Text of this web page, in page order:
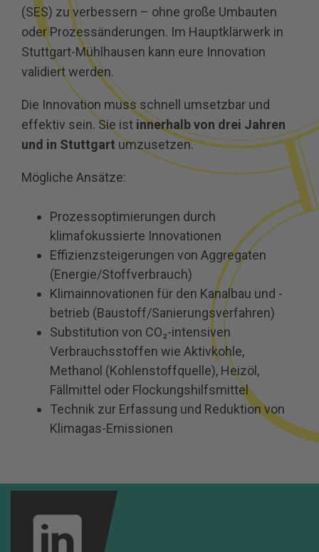
(SES) zu verbessern – ohne große Umbauten
oder Prozessänderungen. Im Hauptklärwerk in
Stuttgart-Mühlhausen kann eure Innovation
validiert werden.
Die Innovation muss schnell umsetzbar und
effektiv sein. Sie ist innerhalb von drei Jahren
und in Stuttgart umzusetzen.
Mögliche Ansätze:
Prozessoptimierungen durch
klimafokussierte Innovationen
Effizienzsteigerungen von Aggregaten
(Energie/Stoffverbrauch)
Klimainnovationen für den Kanalbau und -
betrieb (Baustoff/Sanierungsverfahren)
Substitution von CO₂-intensiven
Verbrauchsstoffen wie Aktivkohle,
Methanol (Kohlenstoffquelle), Heizöl,
Fällmittel oder Flockungshilfsmittel
Technik zur Erfassung und Reduktion von
Klimagas-Emissionen